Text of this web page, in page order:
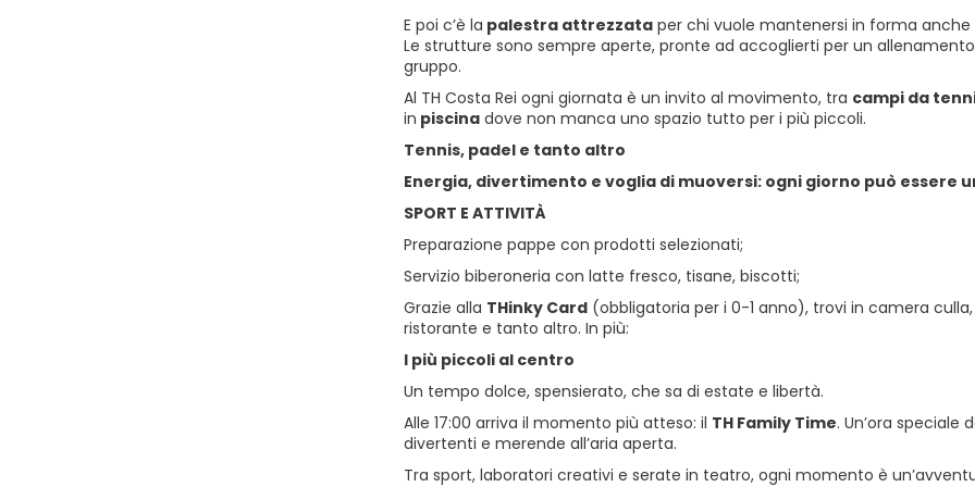
Tra sport, laboratori creativi e serate in teatro, ogni momento è
Alle 17:00 arriva il momento più atteso: il TH Family Time. Un’ora
divertenti e merende all’aria aperta.
Un tempo dolce, spensierato, che sa di estate e libertà.
I più piccoli al centro
Grazie alla THinky Card (obbligatoria per i 0-1 anno), trovi in camera
ristorante e tanto altro. In più:
Servizio biberoneria con latte fresco, tisane, biscotti;
Preparazione pappe con prodotti selezionati;
SPORT E ATTIVITÀ
Energia, divertimento e voglia di muoversi: ogni giorno può essere
Tennis, padel e tanto altro
Al TH Costa Rei ogni giornata è un invito al movimento, tra campi da
in piscina dove non manca uno spazio tutto per i più piccoli.
E poi c’è la palestra attrezzata per chi vuole mantenersi in forma
Le strutture sono sempre aperte, pronte ad accoglierti per un
gruppo.